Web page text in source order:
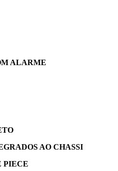
ALARME
AO CHASSI
PIECE